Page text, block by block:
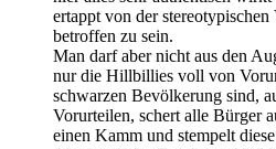
ertappt von der
betroffen zu sein.
Man darf aber nicht aus den
nur die Hillbillies voll von
schwarzen Bevölkerung sind,
Vorurteilen, schert alle Bürger
einen Kamm und stempelt